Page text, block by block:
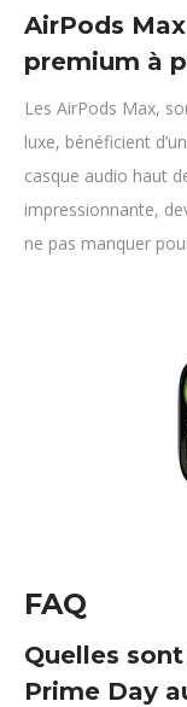
AirPods
premium à
Les AirPods Max,
luxe, bénéficient
casque audio haut
impressionnante,
ne pas manquer
FAQ
Quelles
Prime Day